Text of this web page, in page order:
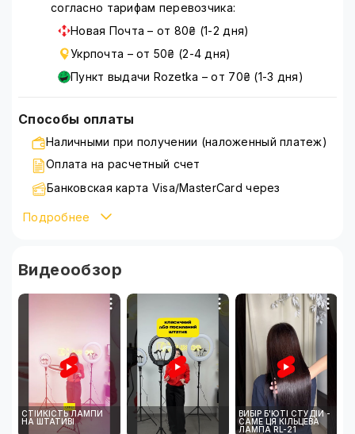
согласно тарифам перевозчика:
Новая Почта – от 80₴ (1-2 дня)
Укрпочта – от 50₴ (2-4 дня)
Пункт выдачи Rozetka – от 70₴ (1-3 дня)
Способы оплаты
Наличными при получении (наложенный платеж)
Оплата на расчетный счет
Банковская карта Visa/MasterCard через
Подробнее ознакомиться со способами оплаты
Подробнее
Видеообзор
СТІЙКІСТЬ ЛАМПИ
НА ШТАТИВІ
ВИБІР Б'ЮТІ СТУДІЙ -
САМЕ ЦЯ КІЛЬЦЕВА
ЛАМПА RL-21